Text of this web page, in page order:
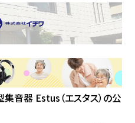
音器 Estus（エスタス）の公